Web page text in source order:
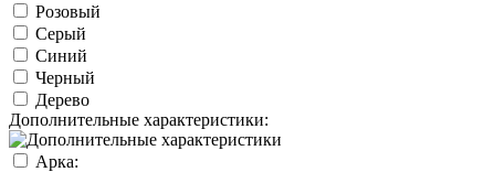
Розовый
Серый
Синий
Черный
Дерево
Дополнительные характеристики:
Арка: